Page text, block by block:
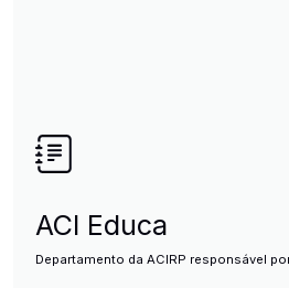
ACI Educa
Departamento da ACIRP responsável